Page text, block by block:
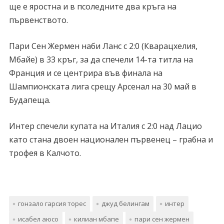
ще е яростна и в псоледните два кръга на
първенството.
Пари Сен Жермен наби Ланс с 2:0 (Кварацхелия,
Мбайе) в 33 кръг, за да спечели 14-та титла на
Франция и се центрира във финала на
Шампионската лига срещу Арсенал на 30 май в
Будапеща.
Интер спечели купата на Италия с 2:0 над Лацио
като стана двоен национален първенец – грабна и
трофея в Калчото.
гонзало гарсия торес джуд белингам
интер
исабел аюсо
килиан мбапе пари сен жермен